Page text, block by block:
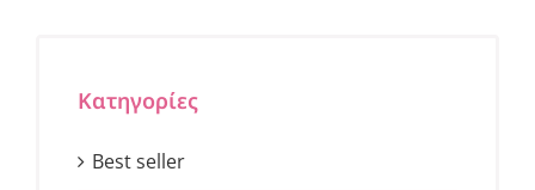
Κατηγορίες
Best seller